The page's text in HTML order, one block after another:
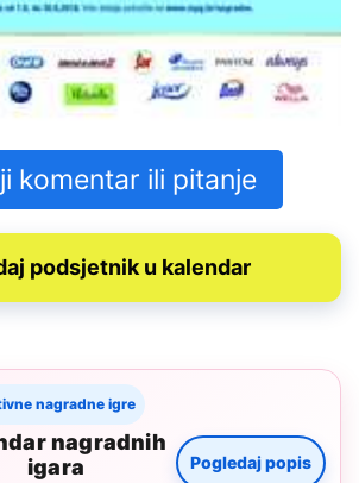
komentar ili pitanje
podsjetnik u kalendar
nagradne igre
nagradnih
igara
Pogledaj popis